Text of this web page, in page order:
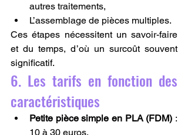
autres traitements,
L’assemblage de pièces multiples.
Ces étapes nécessitent un savoir-faire
et du temps, d’où un surcoût souvent
significatif.
6. Les tarifs en fonction des
caractéristiques
Petite pièce simple en PLA (FDM) :
10 à 30 euros,